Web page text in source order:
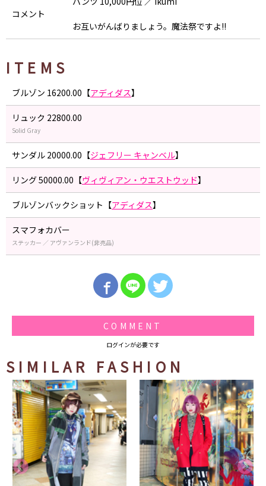
コメント
お互いがんばりましょう。魔法祭ですよ!!
ITEMS
ブルゾン 16200.00【アディダス】
リュック 22800.00
Solid Gray
サンダル 20000.00【ジェフリー キャンベル】
リング 50000.00【ヴィヴィアン・ウエストウッド】
ブルゾンバックショット【アディダス】
スマフォカバー
ステッカー ／ アヴァンランド(非売品)
COMMENT
ログインが必要です
SIMILAR FASHION